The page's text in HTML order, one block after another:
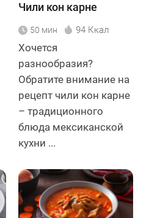
Чили кон карне
50 мин 94 Ккал
Хочется
разнообразия?
Обратите внимание на
рецепт чили кон карне
– традиционного
блюда мексиканской
кухни ...